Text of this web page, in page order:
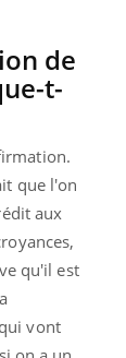
de
t-
que l'on
aux
qu'il est
vont